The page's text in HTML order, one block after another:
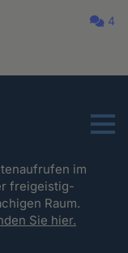
4
Menu
im
freigeistig-
Raum.
Sie hier.